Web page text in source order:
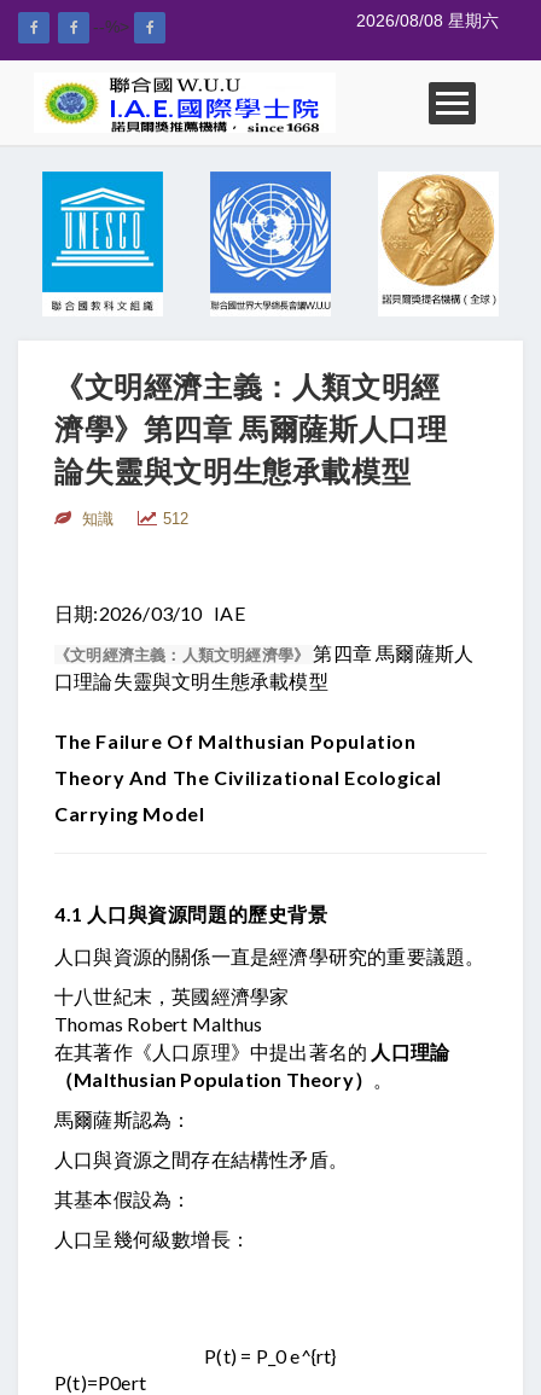
--%> 2026/08/08 星期六
《文明經濟主義：人類文明經
濟學》第四章 馬爾薩斯人口理
論失靈與文明生態承載模型
知識 512
日期:2026/03/10 IAE
《文明經濟主義：人類文明經濟學》第四章 馬爾薩斯人
口理論失靈與文明生態承載模型
The Failure Of Malthusian Population
Theory And The Civilizational Ecological
Carrying Model
4.1 人口與資源問題的歷史背景
人口與資源的關係一直是經濟學研究的重要議題。
十八世紀末，英國經濟學家
Thomas Robert Malthus
在其著作《人口原理》中提出著名的 人口理論
（Malthusian Population Theory） 。
馬爾薩斯認為：
人口與資源之間存在結構性矛盾。
其基本假設為：
人口呈幾何級數增長：
P(t) = P_0 e^{rt}
P(t)=P0ert